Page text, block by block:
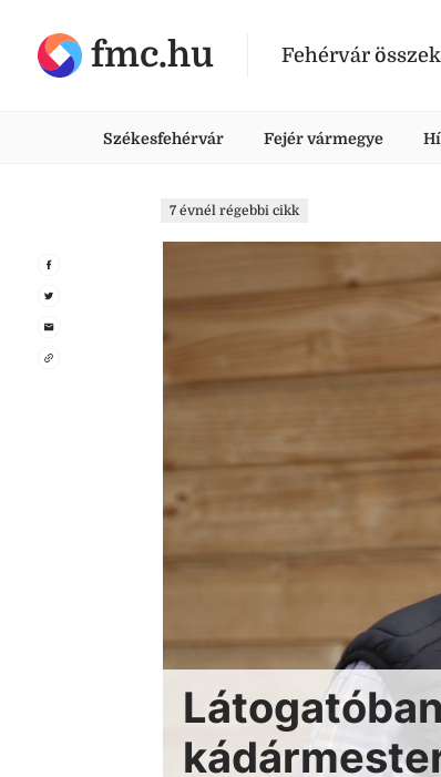
fmc.hu Fehérvár
Székesfehérvár Fejér vármegye
7 évnél régebbi cikk